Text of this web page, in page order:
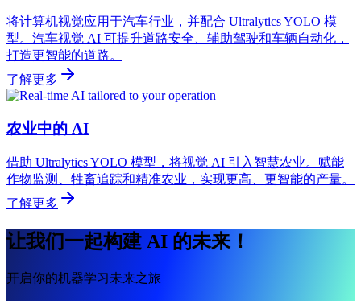
将计算机视觉应用于汽车行业，并配合 Ultralytics YOLO 模
型。汽车视觉 AI 可提升道路安全、辅助驾驶和车辆自动化，
打造更智能的道路。
了解更多
农业中的 AI
借助 Ultralytics YOLO 模型，将视觉 AI 引入智慧农业。赋能
作物监测、牲畜追踪和精准农业，实现更高、更智能的产量。
了解更多
让我们一起构建 AI 的未来！
开启你的机器学习未来之旅